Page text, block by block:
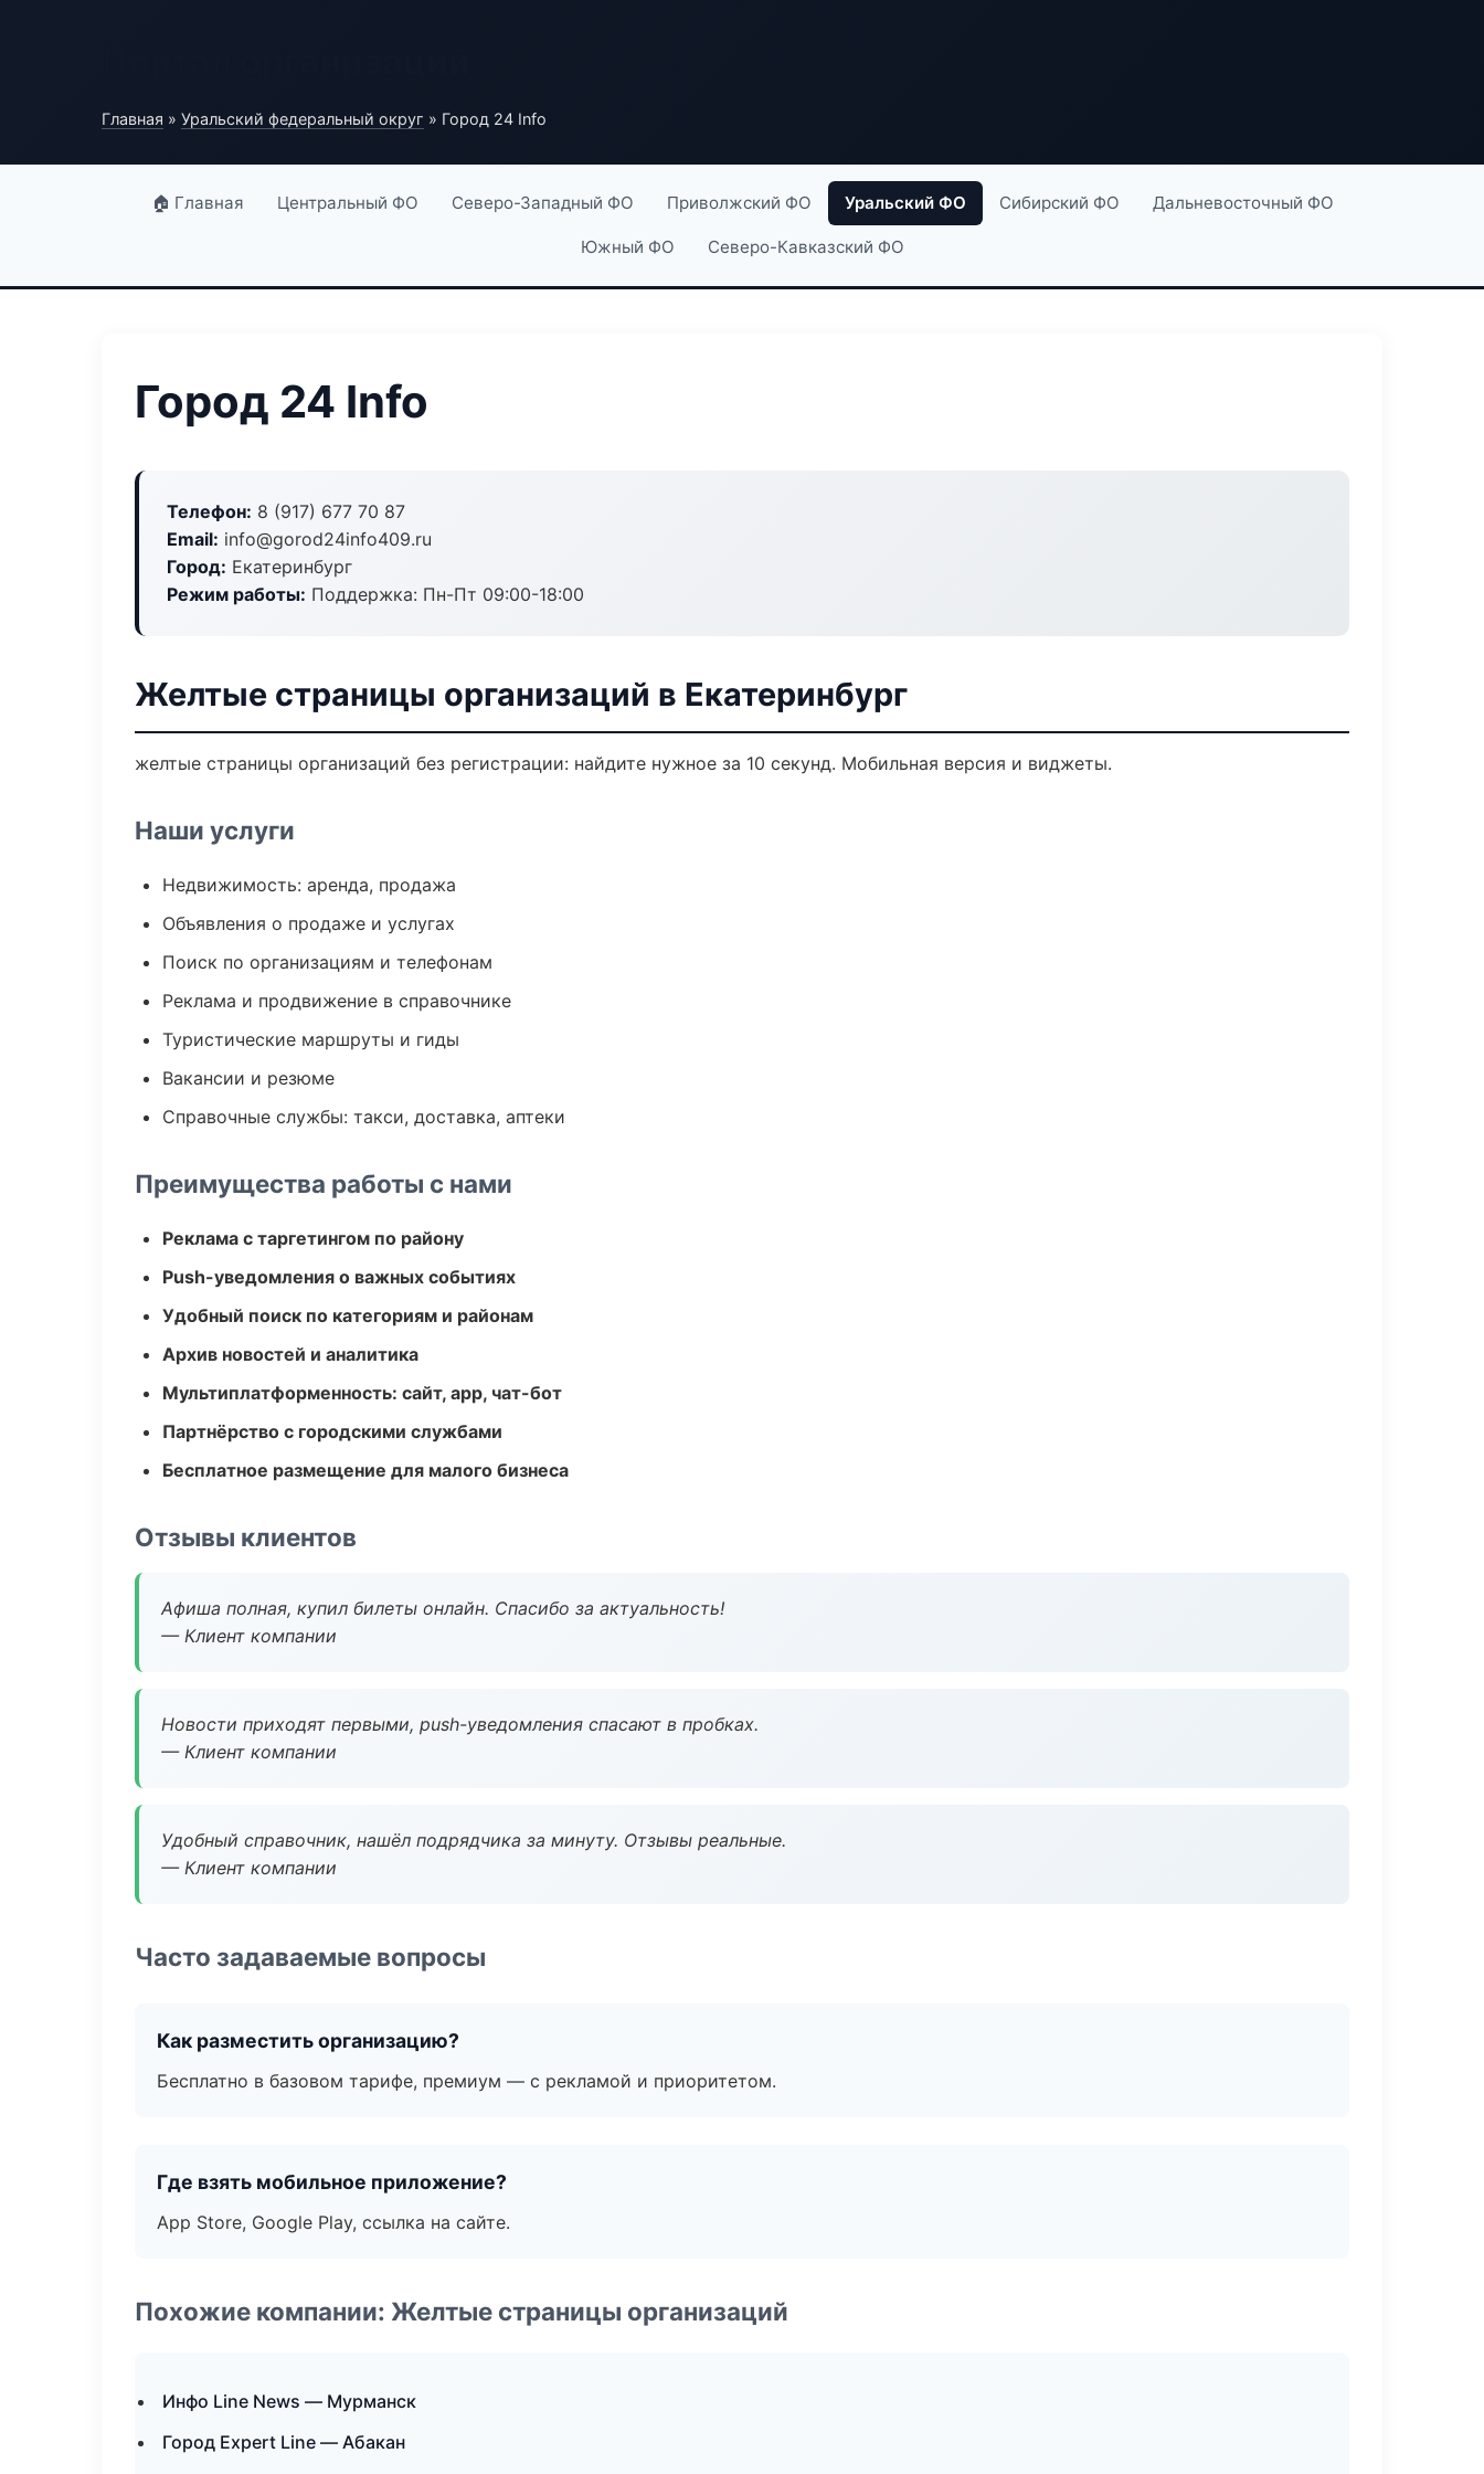
Главная » Уральский федеральный округ » Город 24 Info
🏠 Главная Центральный ФО Северо-Западный ФО Приволжский ФО Уральский ФО Сибирский ФО Дальневосточный ФО
Южный ФО Северо-Кавказский ФО
Город 24 Info
Телефон: 8 (917) 677 70 87
Email: info@gorod24info409.ru
Город: Екатеринбург
Режим работы: Поддержка: Пн-Пт 09:00-18:00
Желтые страницы организаций в Екатеринбург
желтые страницы организаций без регистрации: найдите нужное за 10 секунд. Мобильная версия и виджеты.
Наши услуги
Недвижимость: аренда, продажа
Объявления о продаже и услугах
Поиск по организациям и телефонам
Реклама и продвижение в справочнике
Туристические маршруты и гиды
Вакансии и резюме
Справочные службы: такси, доставка, аптеки
Преимущества работы с нами
Реклама с таргетингом по району
Push-уведомления о важных событиях
Удобный поиск по категориям и районам
Архив новостей и аналитика
Мультиплатформенность: сайт, app, чат-бот
Партнёрство с городскими службами
Бесплатное размещение для малого бизнеса
Отзывы клиентов
Афиша полная, купил билеты онлайн. Спасибо за актуальность!
— Клиент компании
Новости приходят первыми, push-уведомления спасают в пробках.
— Клиент компании
Удобный справочник, нашёл подрядчика за минуту. Отзывы реальные.
— Клиент компании
Часто задаваемые вопросы
Как разместить организацию?
Бесплатно в базовом тарифе, премиум — с рекламой и приоритетом.
Где взять мобильное приложение?
App Store, Google Play, ссылка на сайте.
Похожие компании: Желтые страницы организаций
Инфо Line News — Мурманск
Город Expert Line — Абакан